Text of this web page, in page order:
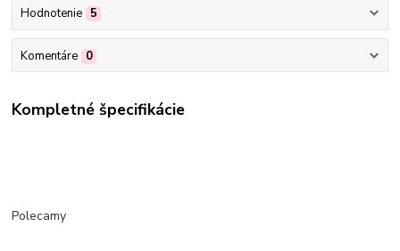
Hodnotenie 5
Komentáre 0
Kompletné špecifikácie
Polecamy